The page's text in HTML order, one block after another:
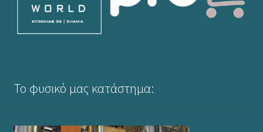
Το φυσικό μας κατάστημα: